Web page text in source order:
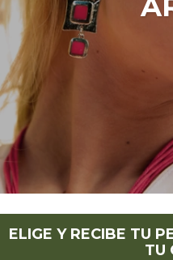
ELIGE Y RECIBE TU
TU